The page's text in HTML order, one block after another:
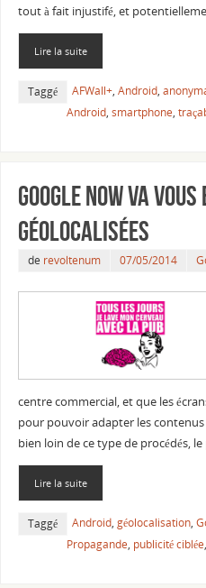
tout à fait injustifé, et
Lire la suite
Taggé AFWall+, Android,
Android, smartphone,
Google Now va
géolocalisées
de revoltenum 07/05/2014
centre commercial, et que les
pour pouvoir adapter les
bien loin de ce type de procédés,
Lire la suite
Taggé Android, géolocalisation,
Propagande, publicité ciblée,